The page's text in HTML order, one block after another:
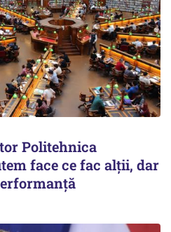
Politehnica
face ce fac alţii, dar